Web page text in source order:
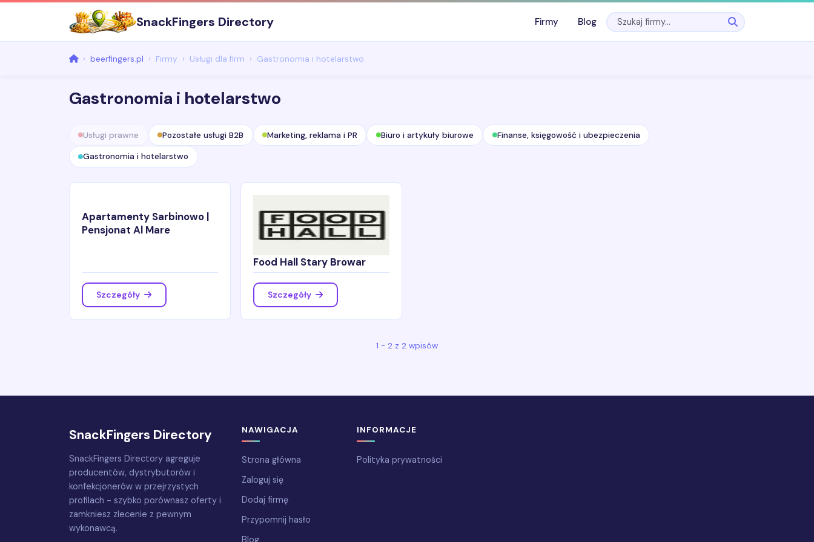
SnackFingers Directory Firmy Blog
beerfingers.pl Firmy Usługi dla firm Gastronomia i hotelarstwo
Gastronomia i hotelarstwo
Usługi prawne Pozostałe usługi B2B Marketing, reklama i PR Biuro i artykuły biurowe Finanse, księgowość i ubezpieczenia
Gastronomia i hotelarstwo
Apartamenty Sarbinowo |
Pensjonat Al Mare
Szczegóły
Food Hall Stary Browar
Szczegóły
1 - 2 z 2 wpisów
SnackFingers Directory
SnackFingers Directory agreguje
producentów, dystrybutorów i
konfekcjonerów w przejrzystych
profilach - szybko porównasz oferty i
zamkniesz zlecenie z pewnym
wykonawcą.
NAWIGACJA
Strona główna
Zaloguj się
Dodaj firmę
Przypomnij hasło
Blog
INFORMACJE
Polityka prywatności